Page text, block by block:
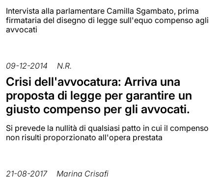
Intervista alla parlamentare Camilla Sgambato, prima
firmataria del disegno di legge sull'equo compenso agli
avvocati
09-12-2014 N.R.
Crisi dell'avvocatura: Arriva una
proposta di legge per garantire un
giusto compenso per gli avvocati.
Si prevede la nullità di qualsiasi patto in cui il compenso
non risulti proporzionato all'opera prestata
21-08-2017 Marina Crisafi